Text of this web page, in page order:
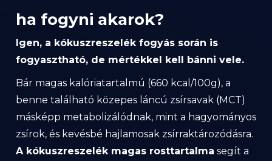
ha fogyni akarok?
Igen, a kókuszreszelék fogyás során is
fogyasztható, de mértékkel kell bánni vele.
Bár magas kalóriatartalmú (660 kcal/100g), a
benne található közepes láncú zsírsavak (MCT)
másképp metabolizálódnak, mint a hagyományos
zsírok, és kevésbé hajlamosak zsírraktározódásra.
A kókuszreszelék magas rosttartalma segít a